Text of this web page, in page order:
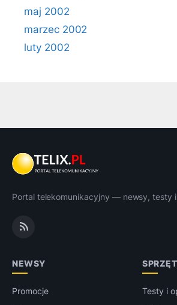
maj 2002
marzec 2002
luty 2002
Portal telekomunikacyjny — newsy, testy
NEWSY
Promocje
SPRZĘT
Testy i